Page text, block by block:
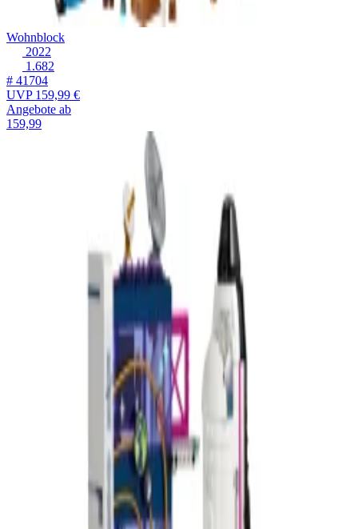
Wohnblock
2022
1.682
# 41704
UVP159,99 €
Angebote ab
159,99